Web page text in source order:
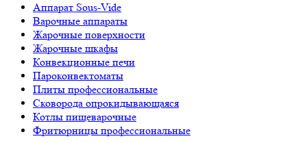
Аппарат Sous-Vide
Варочные аппараты
Жарочные поверхности
Жарочные шкафы
Конвекционные печи
Пароконвектоматы
Плиты профессиональные
Сковорода опрокидывающаяся
Котлы пищеварочные
Фритюрницы профессиональные